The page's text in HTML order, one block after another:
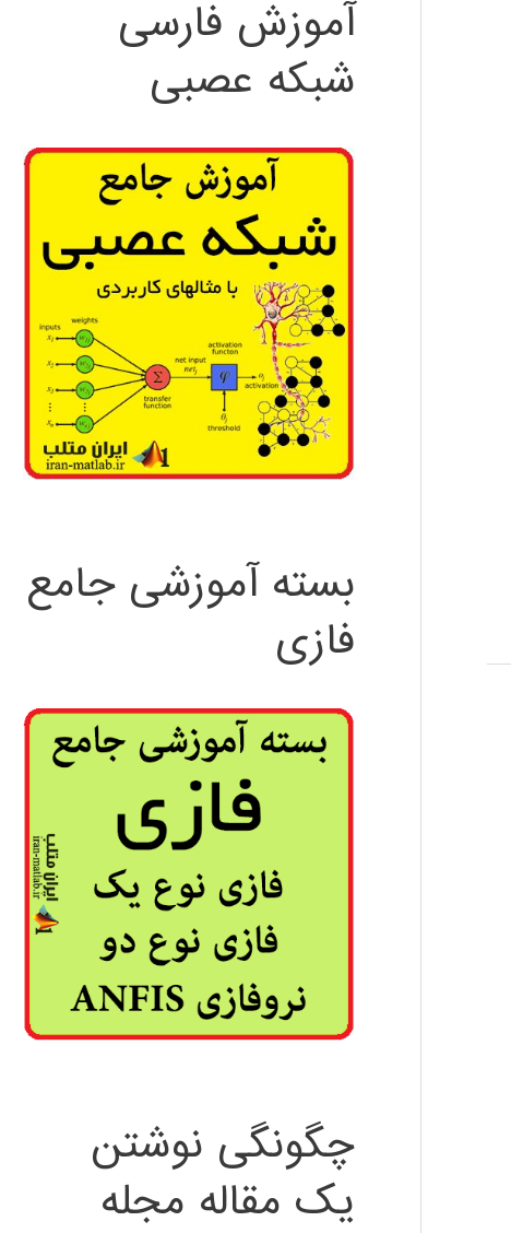
آموزش فارسی
شبکه عصبی
بسته آموزشی جامع
فازی
چگونگی نوشتن
یک مقاله مجله